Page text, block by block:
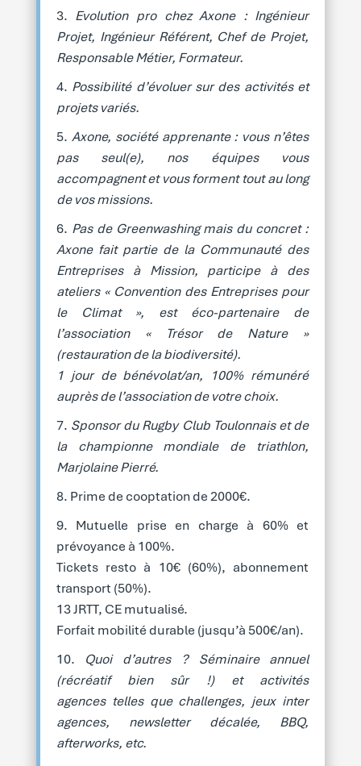
Evolution pro chez Axone : Ingénieur
Projet, Ingénieur Référent, Chef de Projet,
Responsable Métier, Formateur.
Possibilité d’évoluer sur des activités et
projets variés.
Axone, société apprenante : vous n’êtes
pas seul(e), nos équipes vous
accompagnent et vous forment tout au long
de vos missions.
Pas de Greenwashing mais du concret :
Axone fait partie de la Communauté des
Entreprises à Mission, participe à des
ateliers « Convention des Entreprises pour
le Climat », est éco-partenaire de
l’association « Trésor de Nature »
(restauration de la biodiversité).
1 jour de bénévolat/an, 100% rémunéré
auprès de l’association de votre choix.
Sponsor du Rugby Club Toulonnais et de
la championne mondiale de triathlon,
Marjolaine Pierré.
Prime de cooptation de 2000€.
Mutuelle prise en charge à 60% et
prévoyance à 100%.
Tickets resto à 10€ (60%), abonnement
transport (50%).
13 JRTT, CE mutualisé.
Forfait mobilité durable (jusqu’à 500€/an).
Quoi d’autres ? Séminaire annuel
(récréatif bien sûr !) et activités
agences telles que challenges, jeux inter
agences, newsletter décalée, BBQ,
afterworks, etc.